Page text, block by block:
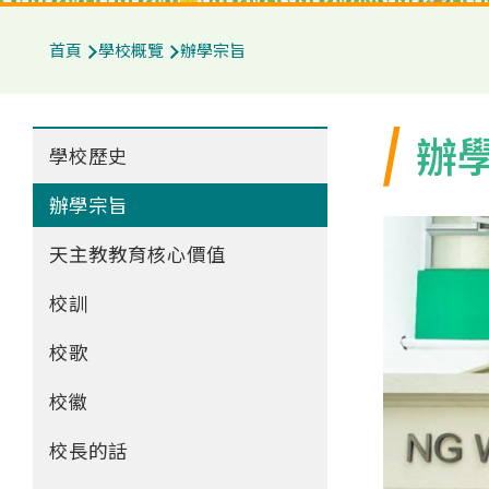
航
結
首頁 學校概覽 辦學宗旨
辦
Main
navigation
學校歷史
辦學宗旨
天主教教育核心價值
校訓
校歌
校徽
校長的話